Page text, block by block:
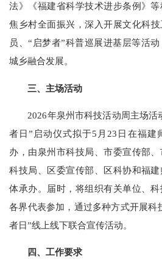
法》《福建省科学技术进步条例》
焦乡村全面振兴，深入开展文化科
员、“启梦者”科普巡展进基层等活
城乡融合发展。
三、主场活动
2026年泉州市科技活动周主场活
者日”启动仪式拟于5月23日在福建
办，由泉州市科技局、市委宣传部
科技局、区委宣传部、区科协和福
体承办。届时，将组织有关单位、
各界代表参加，通过多种方式开展科
者日”线上线下联合宣传活动。
四、工作要求